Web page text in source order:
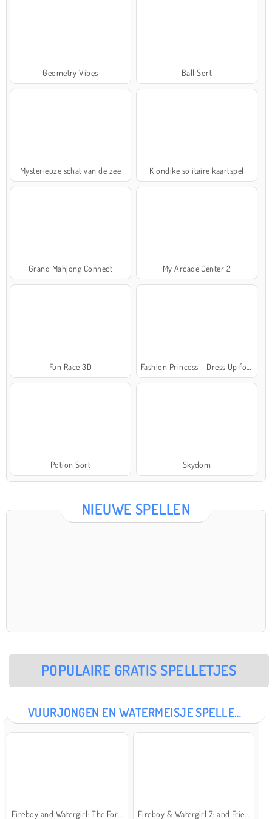
Geometry Vibes Ball Sort
Mysterieuze schat van de zee Klondike solitaire kaartspel
Grand Mahjong Connect My Arcade Center 2
Fun Race 3D
Potion Sort Skydom
NIEUWE SPELLEN
POPULAIRE GRATIS SPELLETJES
VUURJONGEN EN WATERMEISJE SPELLETJES